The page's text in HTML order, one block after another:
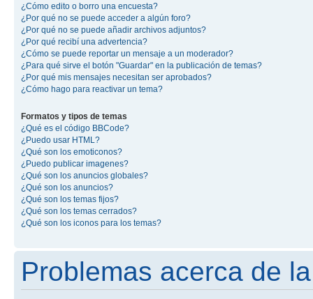
¿Cómo edito o borro una encuesta?
¿Por qué no se puede acceder a algún foro?
¿Por qué no se puede añadir archivos adjuntos?
¿Por qué recibí una advertencia?
¿Cómo se puede reportar un mensaje a un moderador?
¿Para qué sirve el botón "Guardar" en la publicación de temas?
¿Por qué mis mensajes necesitan ser aprobados?
¿Cómo hago para reactivar un tema?
Formatos y tipos de temas
¿Qué es el código BBCode?
¿Puedo usar HTML?
¿Qué son los emoticonos?
¿Puedo publicar imagenes?
¿Qué son los anuncios globales?
¿Qué son los anuncios?
¿Qué son los temas fijos?
¿Qué son los temas cerrados?
¿Qué son los iconos para los temas?
Problemas acerca de